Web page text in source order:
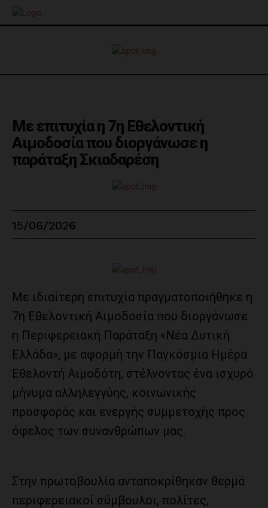
Με επιτυχία η 7η Εθελοντική
Αιμοδοσία που διοργάνωσε η
παράταξη Σκιαδαρέση
15/06/2026
Με ιδιαίτερη επιτυχία πραγματοποιήθηκε η
7η Εθελοντική Αιμοδοσία που διοργάνωσε
η Περιφερειακή Παράταξη «Νέα Δυτική
Ελλάδα», με αφορμή την Παγκόσμια Ημέρα
Εθελοντή Αιμοδότη, στέλνοντας ένα ισχυρό
μήνυμα αλληλεγγύης, κοινωνικής
προσφοράς και ενεργής συμμετοχής προς
όφελος των συνανθρώπων μας.
Στην πρωτοβουλία ανταποκρίθηκαν θερμά
περιφερειακοί σύμβουλοι, πολίτες,